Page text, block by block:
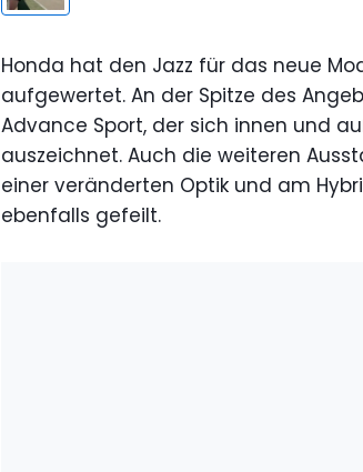
Honda hat den Jazz für das neue
aufgewertet. An der Spitze des
Advance Sport, der sich innen und
auszeichnet. Auch die weiteren
einer veränderten Optik und am
ebenfalls gefeilt.